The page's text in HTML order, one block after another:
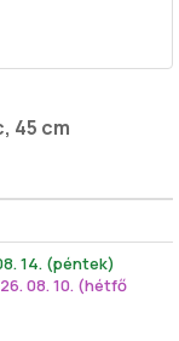
45 cm
14. (péntek)
08. 10. (hétfő